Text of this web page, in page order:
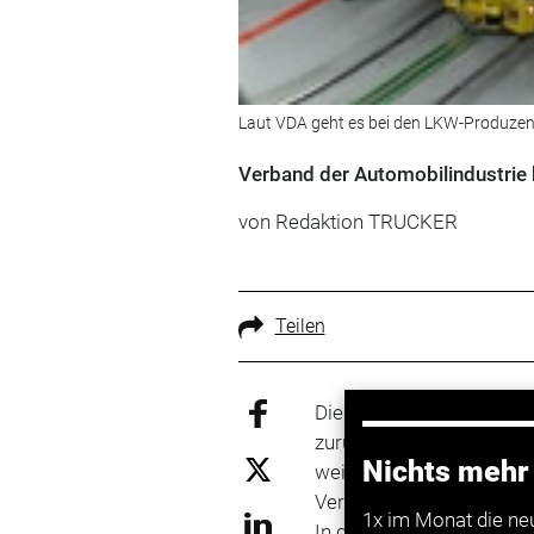
Laut VDA geht es bei den LKW-
Verband der
von Redaktion TRUCKER
Teilen
Nichts
1x im Monat die
Die
zurückgemeldet. Die
weitergehen. Das
Verbandes der